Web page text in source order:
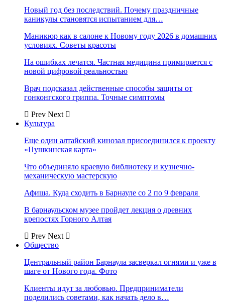
Новый год без последствий. Почему праздничные
каникулы становятся испытанием для…
Маникюр как в салоне к Новому году 2026 в домашних
условиях. Советы красоты
На ошибках лечатся. Частная медицина примиряется с
новой цифровой реальностью
Врач подсказал действенные способы защиты от
гонконгского гриппа. Точные симптомы
Prev Next
Культура
Еще один алтайский кинозал присоединился к проекту
«Пушкинская карта»
Что объединяло краевую библиотеку и кузнечно-
механическую мастерскую
Афиша. Куда сходить в Барнауле со 2 по 9 февраля
В барнаульском музее пройдет лекция о древних
крепостях Горного Алтая
Prev Next
Общество
Центральный район Барнаула засверкал огнями и уже в
шаге от Нового года. Фото
Клиенты идут за любовью. Предприниматели
поделились советами, как начать дело в…